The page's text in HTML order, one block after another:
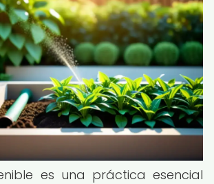
es una práctica esencial